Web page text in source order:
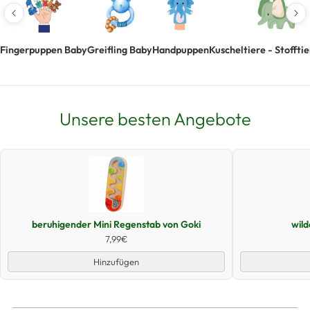
Fingerpuppen BabyGreifling BabyHandpuppenKuscheltiere -
Unsere besten Angebote
Schnellansicht
beruhigender Mini Regenstab von Goki
7,99€
Hinzufügen